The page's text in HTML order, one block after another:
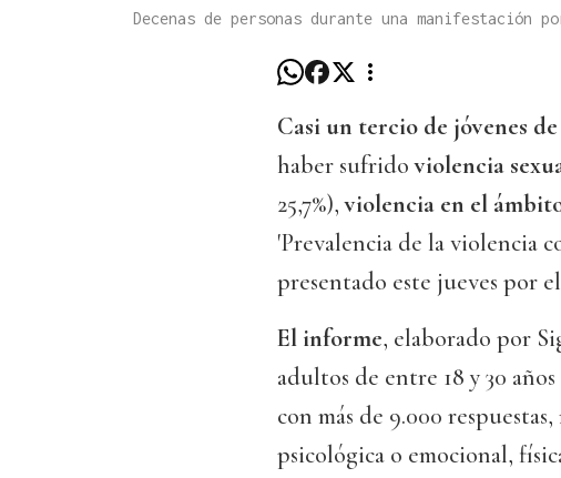
Decenas de personas durante una manifestación
Casi un tercio de jóvenes de
haber sufridoviolencia
25,7%),violencia en el
'Prevalencia de la violencia
presentado este jueves por
El informe, elaborado por
adultos de entre 18 y 30
con más de 9.000 respuestas,
psicológica o emocional,